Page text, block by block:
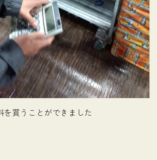
を買うことができました